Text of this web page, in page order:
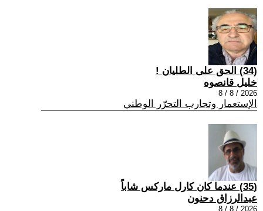
(34) الحق على الطليان !
خليل قانصوه
2026 / 8 / 8
الإستعمار وتجارب التحرّر الوطني
(35) عندما كان كارل ماركس شاباً
عبدالرزاق دحنون
2026 / 8 / 8